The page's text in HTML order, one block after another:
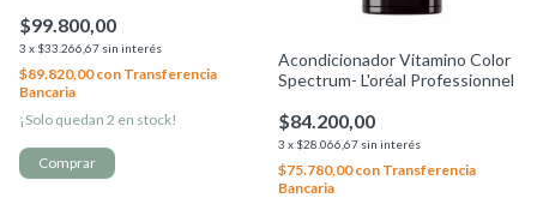
$99.800,00
3 x $33.266,67 sin interés
$89.820,00con Transferencia
Bancaria
¡Solo quedan 2 en stock!
Acondicionador Vitamino Color
Spectrum- L'oréal Professionnel
$84.200,00
3 x $28.066,67 sin interés
$75.780,00con Transferencia
Bancaria